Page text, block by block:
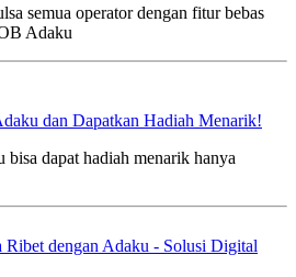
semua operator dengan fitur bebas
Adaku
dan Dapatkan Hadiah Menarik!
bisa dapat hadiah menarik hanya
dengan Adaku - Solusi Digital